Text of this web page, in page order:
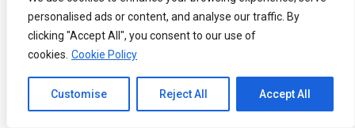
personalised ads or content, and analyse our traffic. By
clicking "Accept All", you consent to our use of
cookies. Cookie Policy
Customise Reject All Accept All
Malaysia Brands – Top Player 2016 / 2017
Channel to Contact
Open chaty